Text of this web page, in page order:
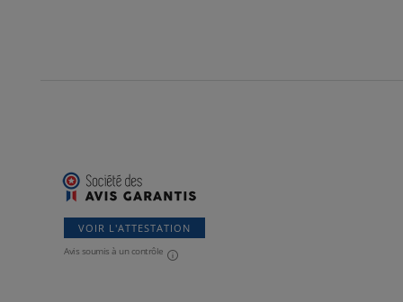
VOIR L'ATTESTATION
Avis soumis à un contrôle